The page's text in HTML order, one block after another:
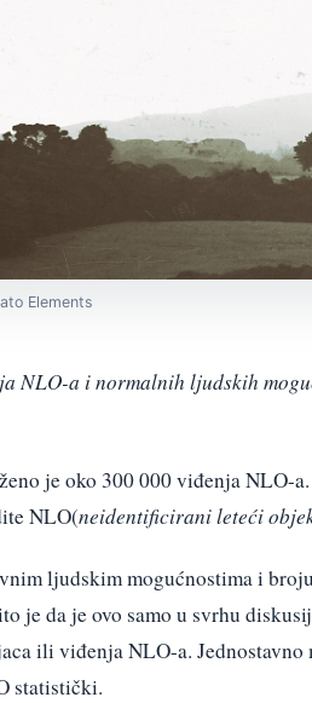
Elements
NLO-a i normalnih ljudskih
je oko 300 000 viđenja NLO-
NLO(neidentificirani leteći
ljudskim mogućnostima i
je da je ovo samo u svrhu
ili viđenja NLO-a.
statistički.